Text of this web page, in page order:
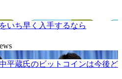
いち早く入手するなら
平蔵氏のビットコインは今後ど